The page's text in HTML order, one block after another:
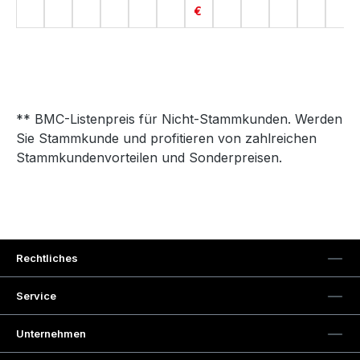
€
** BMC-Listenpreis für Nicht-Stammkunden. Werden
Sie Stammkunde und profitieren von zahlreichen
Stammkundenvorteilen und Sonderpreisen.
Rechtliches
Service
Unternehmen